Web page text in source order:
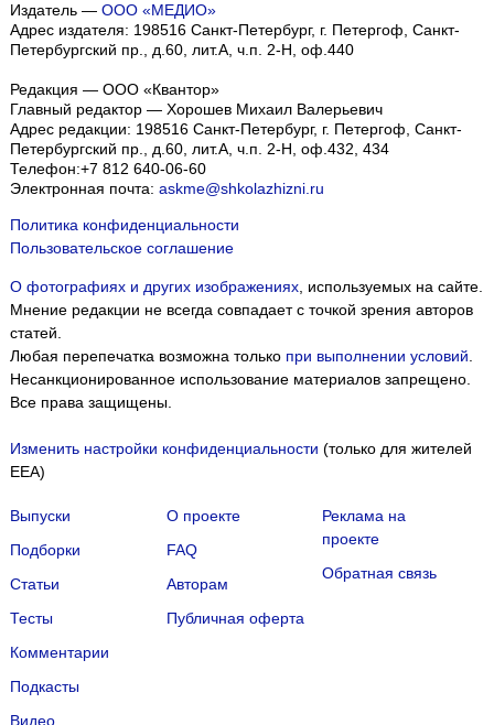
Издатель — ООО «МЕДИО»
Адрес издателя: 198516 Санкт-Петербург, г. Петергоф, Санкт-
Петербургский пр., д.60, лит.А, ч.п. 2-Н, оф.440
Редакция — ООО «Квантор»
Главный редактор — Хорошев Михаил Валерьевич
Адрес редакции: 198516 Санкт-Петербург, г. Петергоф, Санкт-
Петербургский пр., д.60, лит.А, ч.п. 2-Н, оф.432, 434
Телефон:+7 812 640-06-60
Электронная почта: askme@shkolazhizni.ru
Политика конфиденциальности
Пользовательское соглашение
О фотографиях и других изображениях, используемых на сайте.
Мнение редакции не всегда совпадает с точкой зрения авторов
статей.
Любая перепечатка возможна только при выполнении условий.
Несанкционированное использование материалов запрещено.
Все права защищены.
Изменить настройки конфиденциальности (только для жителей
EEA)
Выпуски
Подборки
Статьи
Тесты
Комментарии
Подкасты
Видео
О проекте
FAQ
Авторам
Публичная оферта
Реклама на
проекте
Обратная связь